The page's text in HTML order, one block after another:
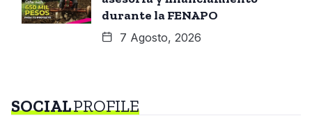
durante la FENAPO
7 Agosto, 2026
SOCIALPROFILE